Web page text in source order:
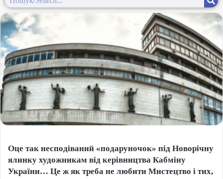
Оце так несподіваний «подаруночок» під Новорічну
ялинку художникам від керівництва Кабміну
України… Це ж як треба не любити Мистецтво і тих,